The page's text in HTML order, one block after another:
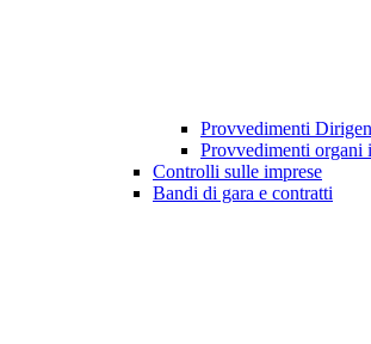
Provvedimenti
Provvedimenti
Controlli sulle imprese
Bandi di gara e contratti